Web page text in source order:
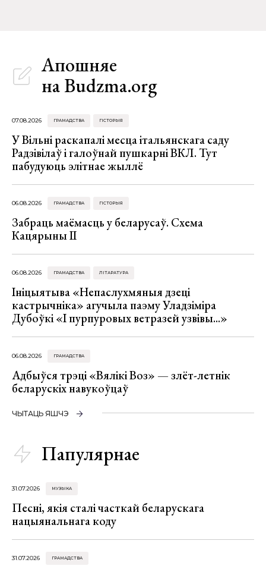
Апошняе
на Budzma.org
07.08.2026 ГРАМАДСТВА ГІСТОРЫЯ
У Вільні раскапалі месца італьянскага саду
Радзівілаў і галоўнай пушкарні ВКЛ. Тут
пабудуюць элітнае жыллё
06.08.2026 ГРАМАДСТВА ГІСТОРЫЯ
Забраць маёмасць у беларусаў. Схема
Кацярыны ІІ
06.08.2026 ГРАМАДСТВА ЛІТАРАТУРА
Ініцыятыва «Непаслухмяныя дзеці
кастрычніка» агучыла паэму Уладзіміра
Дубоўкі «І пурпуровых ветразей узвівы...»
06.08.2026 ГРАМАДСТВА
Адбыўся трэці «Вялікі Воз» — злёт-летнік
беларускіх навукоўцаў
ЧЫТАЦЬ ЯШЧЭ
Папулярнае
31.07.2026 МУЗЫКА
Песні, якія сталі часткай беларускага
нацыянальнага коду
31.07.2026 ГРАМАДСТВА